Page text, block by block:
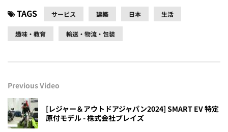
TAGS サービス 建築 日本 生活
趣味・教育 輸送・物流・包装
Previous Video
[レジャー＆アウトドアジャパン2024] SMART EV 特定
原付モデル - 株式会社ブレイズ